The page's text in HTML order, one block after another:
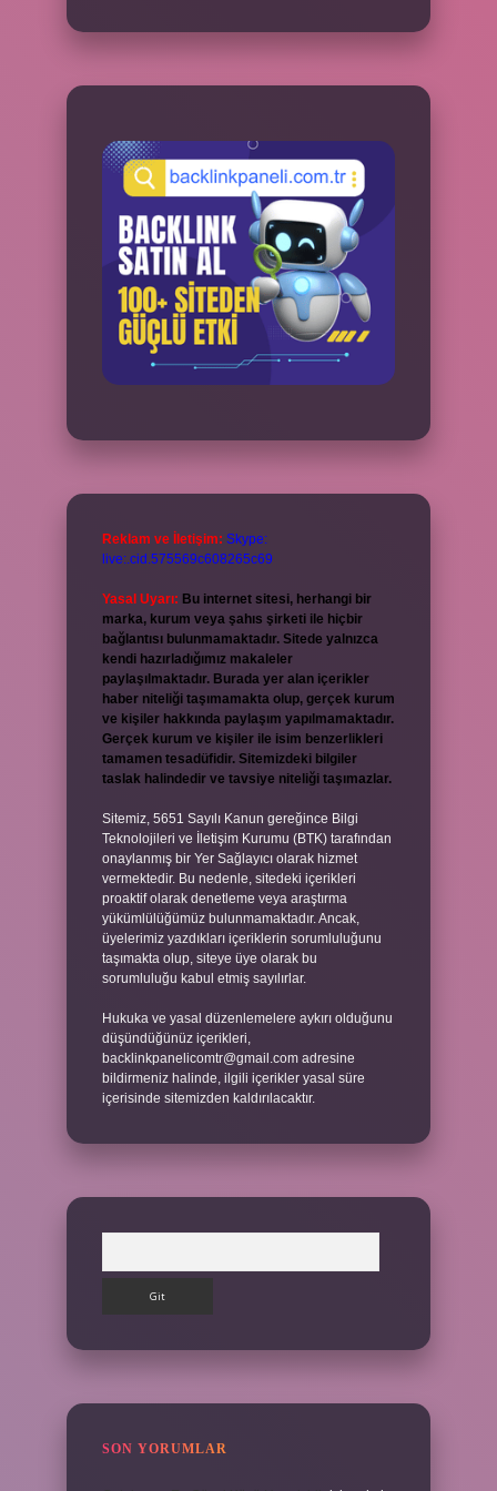
Reklam ve İletişim: Skype:
live:.cid.575569c608265c69
Yasal Uyarı: Bu internet sitesi, herhangi bir
marka, kurum veya şahıs şirketi ile hiçbir
bağlantısı bulunmamaktadır. Sitede yalnızca
kendi hazırladığımız makaleler
paylaşılmaktadır. Burada yer alan içerikler
haber niteliği taşımamakta olup, gerçek kurum
ve kişiler hakkında paylaşım yapılmamaktadır.
Gerçek kurum ve kişiler ile isim benzerlikleri
tamamen tesadüfidir. Sitemizdeki bilgiler
taslak halindedir ve tavsiye niteliği taşımazlar.
Sitemiz, 5651 Sayılı Kanun gereğince Bilgi
Teknolojileri ve İletişim Kurumu (BTK) tarafından
onaylanmış bir Yer Sağlayıcı olarak hizmet
vermektedir. Bu nedenle, sitedeki içerikleri
proaktif olarak denetleme veya araştırma
yükümlülüğümüz bulunmamaktadır. Ancak,
üyelerimiz yazdıkları içeriklerin sorumluluğunu
taşımakta olup, siteye üye olarak bu
sorumluluğu kabul etmiş sayılırlar.
Hukuka ve yasal düzenlemelere aykırı olduğunu
düşündüğünüz içerikleri,
backlinkpanelicomtr@gmail.com adresine
bildirmeniz halinde, ilgili içerikler yasal süre
içerisinde sitemizden kaldırılacaktır.
SON YORUMLAR